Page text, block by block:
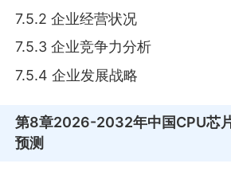
7.5.2 企业经营状况
7.5.3 企业竞争力分析
7.5.4 企业发展战略
第8章2026-2032年中国CPU芯
预测